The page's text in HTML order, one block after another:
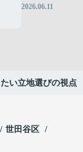
業拠点に選
2026.06.11
い立地選びの視点
世田谷区